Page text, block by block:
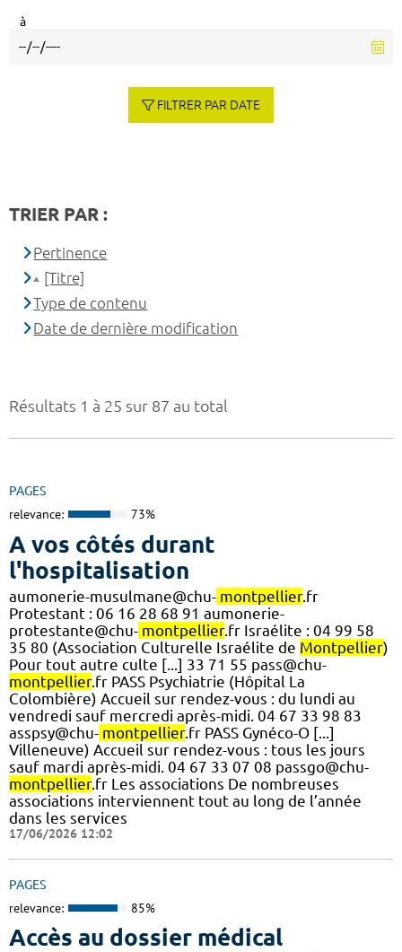
Résultats 1 à 25 sur 87 au total
PAGES
relevance: 73%
A vos côtés durant
l'hospitalisation
aumonerie-musulmane@chu- montpellier.fr
Protestant : 06 16 28 68 91 aumonerie-
protestante@chu- montpellier.fr Israélite : 04 99 58
35 80 (Association Culturelle Israélite de Montpellier)
Pour tout autre culte [...] 33 71 55 pass@chu-
montpellier.fr PASS Psychiatrie (Hôpital La
Colombière) Accueil sur rendez-vous : du lundi au
vendredi sauf mercredi après-midi. 04 67 33 98 83
asspsy@chu- montpellier.fr PASS Gynéco-O [...]
Villeneuve) Accueil sur rendez-vous : tous les jours
sauf mardi après-midi. 04 67 33 07 08 passgo@chu-
montpellier.fr Les associations De nombreuses
associations interviennent tout au long de l’année
dans les services
17/06/2026 12:02
PAGES
relevance: 85%
Accès au dossier médical
à
FILTRER PAR DATE
TRIER PAR :
Pertinence
[Titre]
Type de contenu
Date de dernière modification